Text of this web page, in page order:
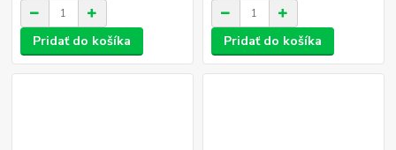
Pridať do košíka Pridať do košíka